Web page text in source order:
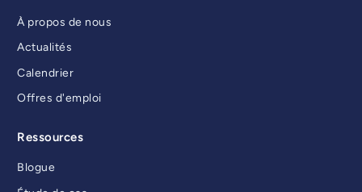
À propos de nous
Actualités
Calendrier
Offres d'emploi
Ressources
Blogue